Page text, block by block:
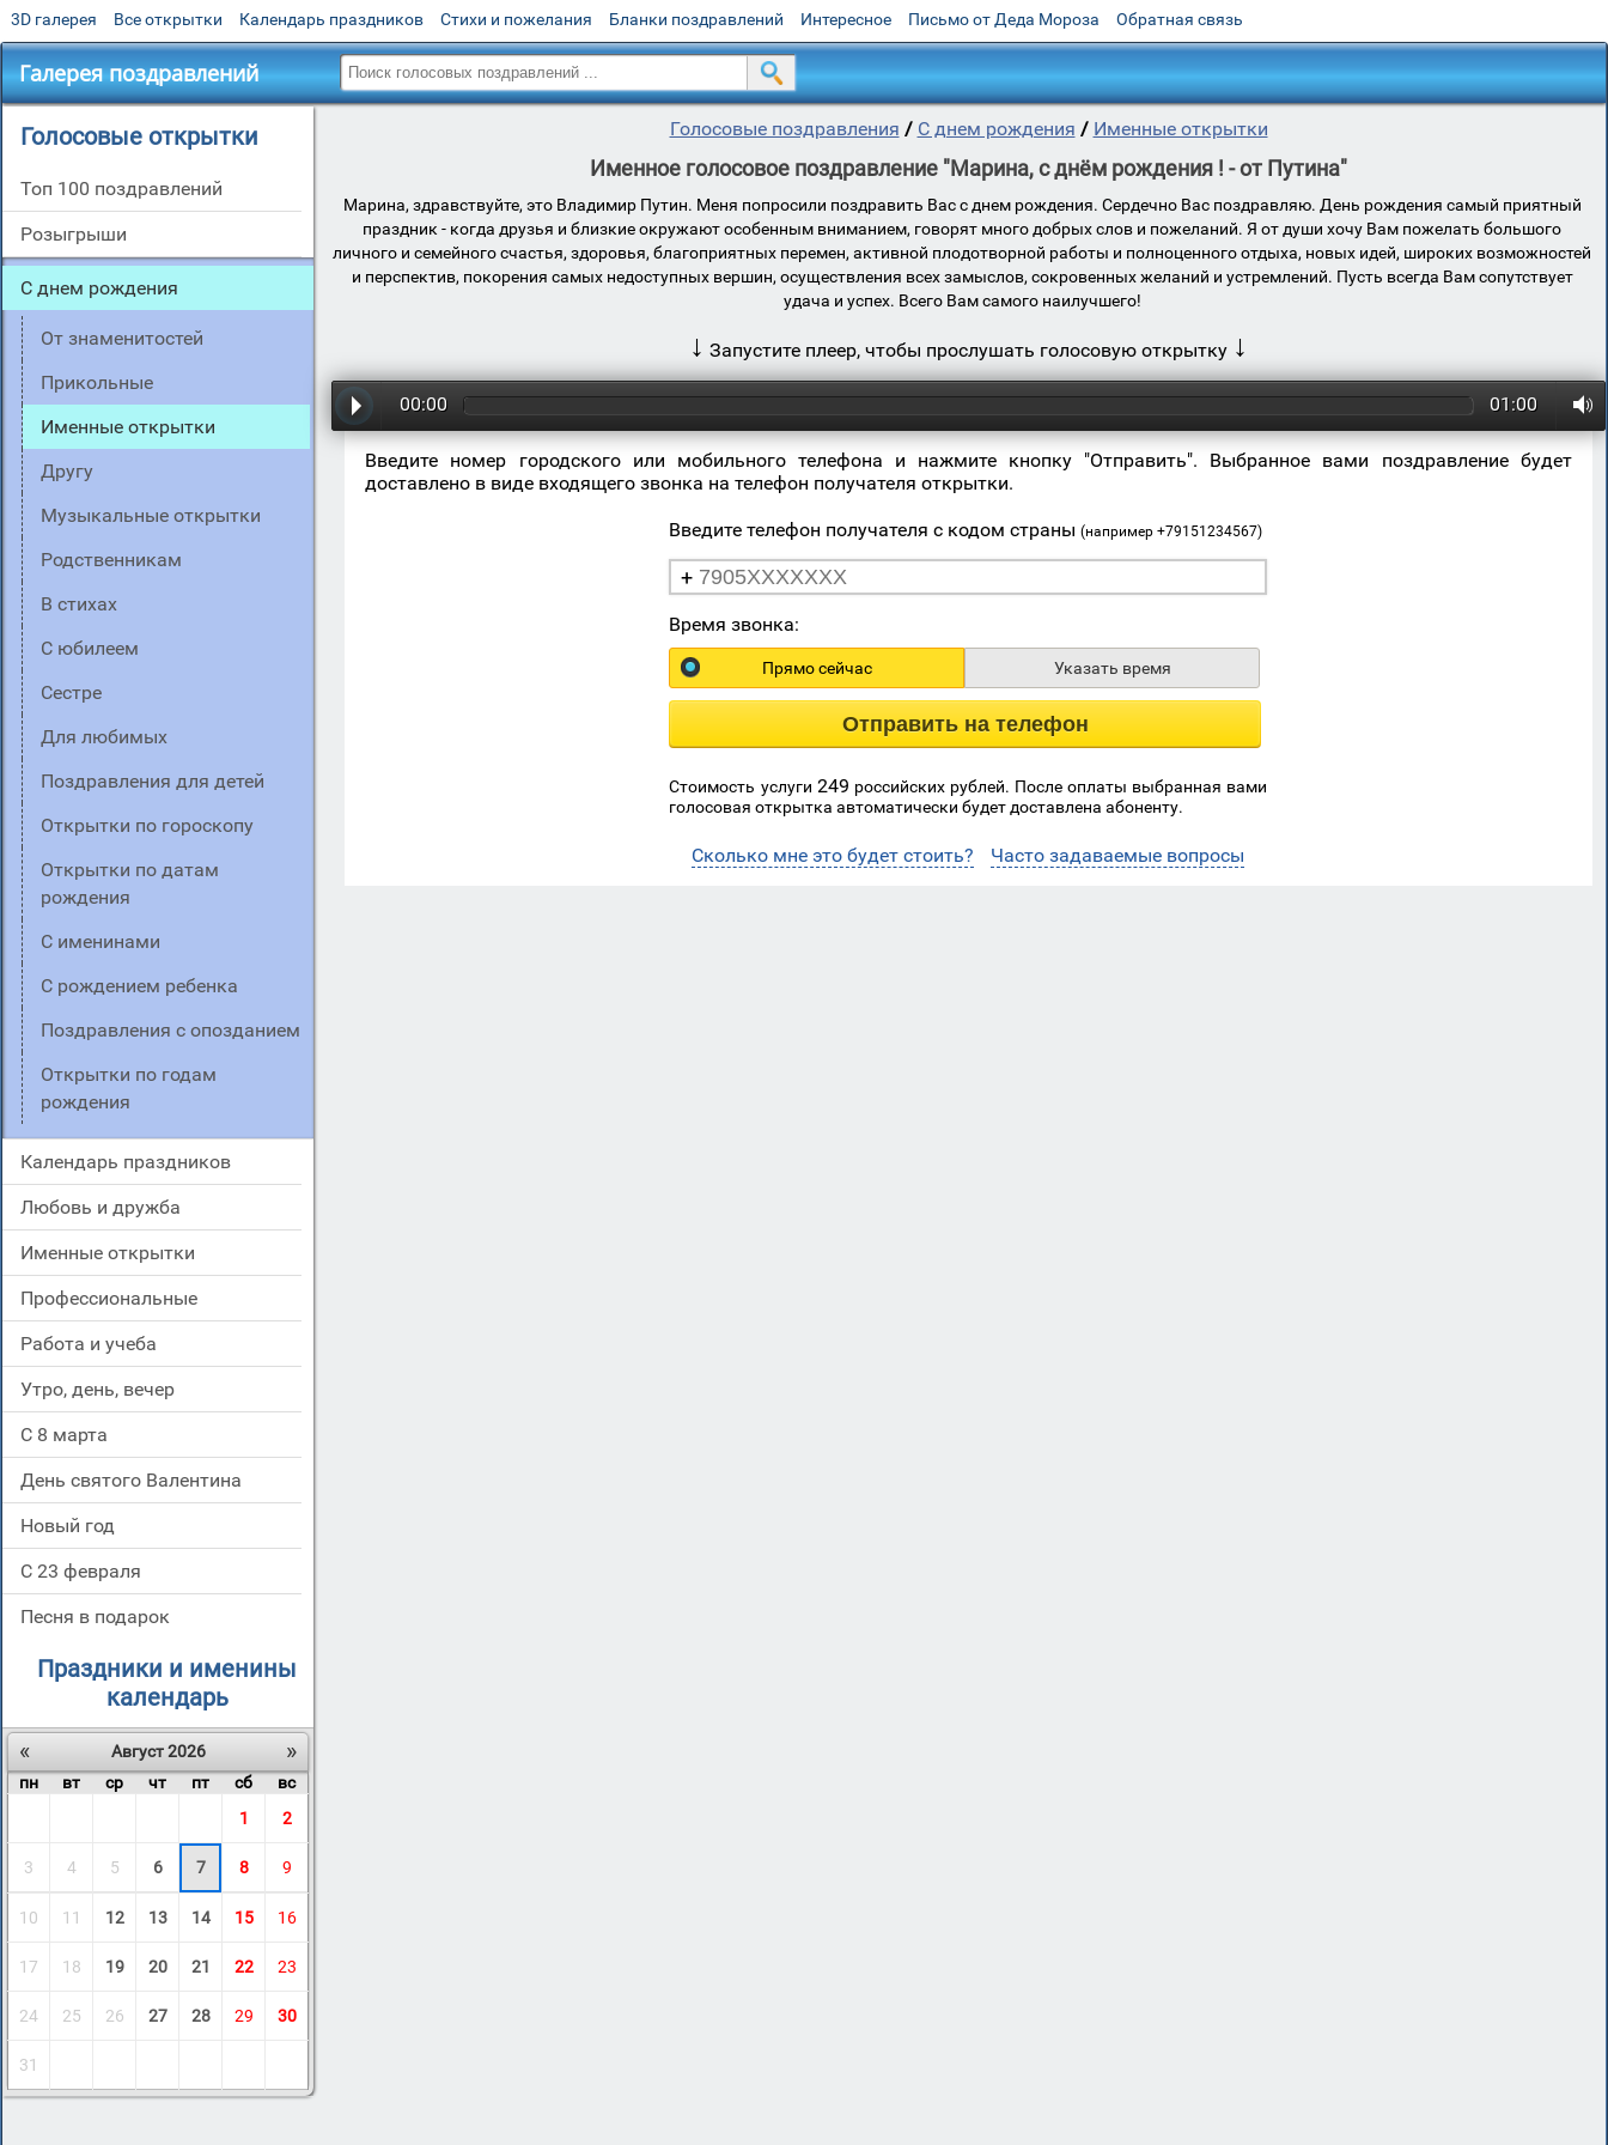
3D галерея Все открытки Календарь праздников Стихи и пожелания Бланки поздравлений Интересное Письмо от Деда Мороза Обратная связь
Галерея поздравлений
Голосовые открытки
Топ 100 поздравлений
Розыгрыши
С днем рождения
От знаменитостей
Прикольные
Именные открытки
Другу
Музыкальные открытки
Родственникам
В стихах
C юбилеем
Сестре
Для любимых
Поздравления для детей
Открытки по гороскопу
Открытки по датам
рождения
С именинами
С рождением ребенка
Поздравления с опозданием
Открытки по годам
рождения
Календарь праздников
Любовь и дружба
Именные открытки
Профессиональные
Работа и учеба
Утро, день, вечер
С 8 марта
День святого Валентина
Новый год
С 23 февраля
Песня в подарок
Праздники и именины
календарь
«
»
Август 2026
пн
вт ср чт пт сб
вс
1
2
3 4 5 6 7 8 9
10 11 12 13 14 15 16
17 18 19 20 21 22 23
24 25 26 27 28 29 30
31
Голосовые поздравления / С днем рождения / Именные открытки
Именное голосовое поздравление "Марина, с днём рождения ! - от Путина"
Марина, здравствуйте, это Владимир Путин. Меня попросили поздравить Вас с днем рождения. Сердечно Вас поздравляю. День рождения самый приятный
праздник - когда друзья и близкие окружают особенным вниманием, говорят много добрых слов и пожеланий. Я от души хочу Вам пожелать большого
личного и семейного счастья, здоровья, благоприятных перемен, активной плодотворной работы и полноценного отдыха, новых идей, широких возможностей
и перспектив, покорения самых недоступных вершин, осуществления всех замыслов, сокровенных желаний и устремлений. Пусть всегда Вам сопутствует
удача и успех. Всего Вам самого наилучшего!
↓ Запустите плеер, чтобы прослушать голосовую открытку ↓
00:00 01:00
Введите номер городского или мобильного телефона и нажмите кнопку "Отправить". Выбранное вами поздравление будет
доставлено в виде входящего звонка на телефон получателя открытки.
Введите телефон получателя с кодом страны(например +79151234567)
+
Время звонка:
Прямо сейчас Указать время
Отправить на телефон
Стоимость услуги 249 российских рублей. После оплаты выбранная вами
голосовая открытка автоматически будет доставлена абоненту.
Сколько мне это будет стоить? Часто задаваемые вопросы